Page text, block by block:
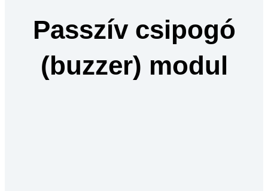
Passzív csipogó
(buzzer) modul